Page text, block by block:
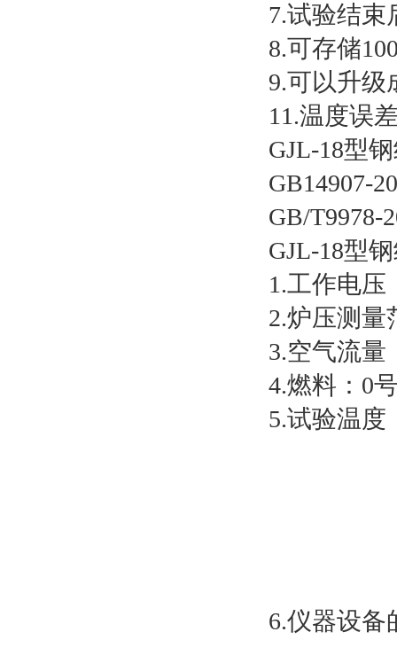
7.试验结束
8.可存储
9.可以升级
11.温度误
GJL-18型
GB14907-
GB/T9978-
GJL-18型
1.工作电压
2.炉压测量
3.空气流量
4.燃料：0
5.试验温
6.仪器设备